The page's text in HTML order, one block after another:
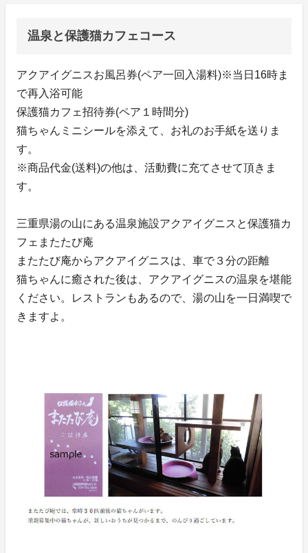
温泉と保護猫カフェコース
アクアイグニスお風呂券(ペア一回入湯料)※当日16時ま
で再入浴可能
保護猫カフェ招待券(ペア１時間分)
猫ちゃんミニシールを添えて、お礼のお手紙を送りま
す。
※商品代金(送料)の他は、活動費に充てさせて頂きま
す。
三重県湯の山にある温泉施設アクアイグニスと保護猫カ
フェまたたび庵
またたび庵からアクアイグニスは、車で３分の距離
猫ちゃんに癒された後は、アクアイグニスの温泉を堪能
ください。レストランもあるので、湯の山を一日満喫で
きますよ。